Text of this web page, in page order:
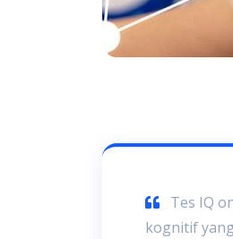
Tes IQ
kognitif